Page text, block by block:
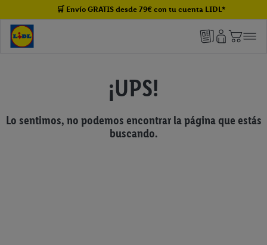
🛒 Envío GRATIS desde 79€ con tu cuenta LIDL*
¡UPS!
Lo sentimos, no podemos encontrar la página que estás
buscando.